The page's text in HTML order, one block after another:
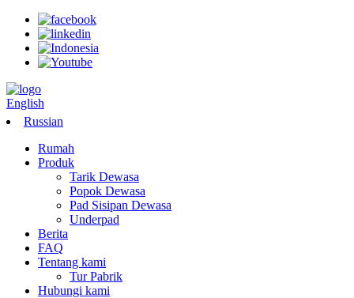
English
Russian
Rumah
Produk
Tarik Dewasa
Popok Dewasa
Pad Sisipan Dewasa
Underpad
Berita
FAQ
Tentang kami
Tur Pabrik
Hubungi kami